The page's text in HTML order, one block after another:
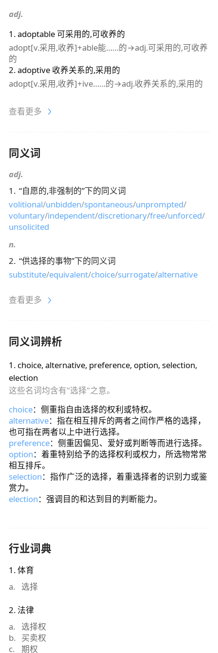
adj.
1 .adoptable 可采用的,可收养的
adopt[v.采用,收养]+able能……的→adj.可采用的,可收养
的
2.adoptive 收养关系的,采用的
adopt[v.采用,收养]+ive……的→adj.收养关系的,采用的
查看更多
同义词
adj.
1 . “自愿的,非强制的”下的同义词
volitional/unbidden/spontaneous/unprompted/
voluntary/independent/discretionary/free/unforced/
unsolicited
n.
2. “供选择的事物”下的同义词
substitute/equivalent/choice/surrogate/alternative
查看更多
同义词辨析
1 . choice, alternative, preference, option, selection,
election
这些名词均含有"选择"之意。
choice：侧重指自由选择的权利或特权。
alternative：指在相互排斥的两者之间作严格的选择，
也可指在两者以上中进行选择。
preference：侧重因偏见、爱好或判断等而进行选择。
option：着重特别给予的选择权利或权力，所选物常常
相互排斥。
selection：指作广泛的选择，着重选择者的识别力或鉴
赏力。
election：强调目的和达到目的判断能力。
行业词典
1 .体育
a. 选择
2. 法律
a.
选择权
b. 买卖权
c. 期权